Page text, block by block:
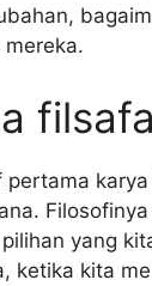
pertama
yang
ketika kita